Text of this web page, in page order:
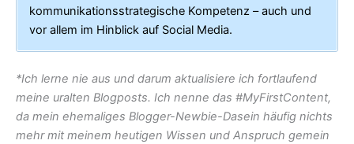
kommunikationsstrategische Kompetenz – auch und
vor allem im Hinblick auf Social Media.
*Ich lerne nie aus und darum aktualisiere ich fortlaufend
meine uralten Blogposts. Ich nenne das #MyFirstContent,
da mein ehemaliges Blogger-Newbie-Dasein häufig nichts
mehr mit meinem heutigen Wissen und Anspruch gemein